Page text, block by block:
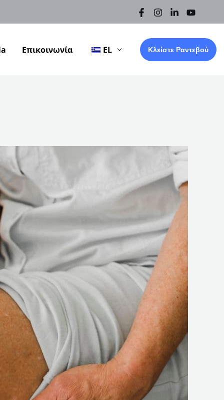
Επικοινωνία EL Κλείστε Ραντεβού